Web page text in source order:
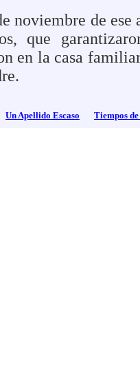
noviembre de ese
que
en la casa
Un Apellido Escaso Tiempos